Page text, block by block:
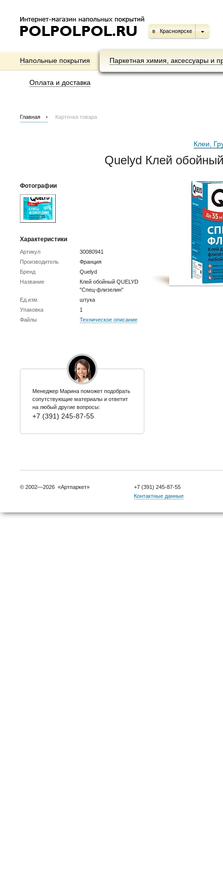
в Красноярске
Напольные покрытия Паркетная химия, аксессуары и
Оплата и доставка
Главная Карточка товара
Клеи,
Quelyd Клей
Фотографии
Характеристики
Артикул
30080941
Производитель
Франция
Бренд
Quelyd
Название
Клей обойный QUELYD
"Спец-флизелин"
Ед.изм.
штука
Упаковка
1
Файлы
Техническое описание
Менеджер Марина поможет подобрать
сопутствующие материалы и ответит
на любый другие вопросы:
+7 (391) 245-87-55
© 2002—2026 «Артпаркет»
+7 (391) 245-87-55
Контактные данные